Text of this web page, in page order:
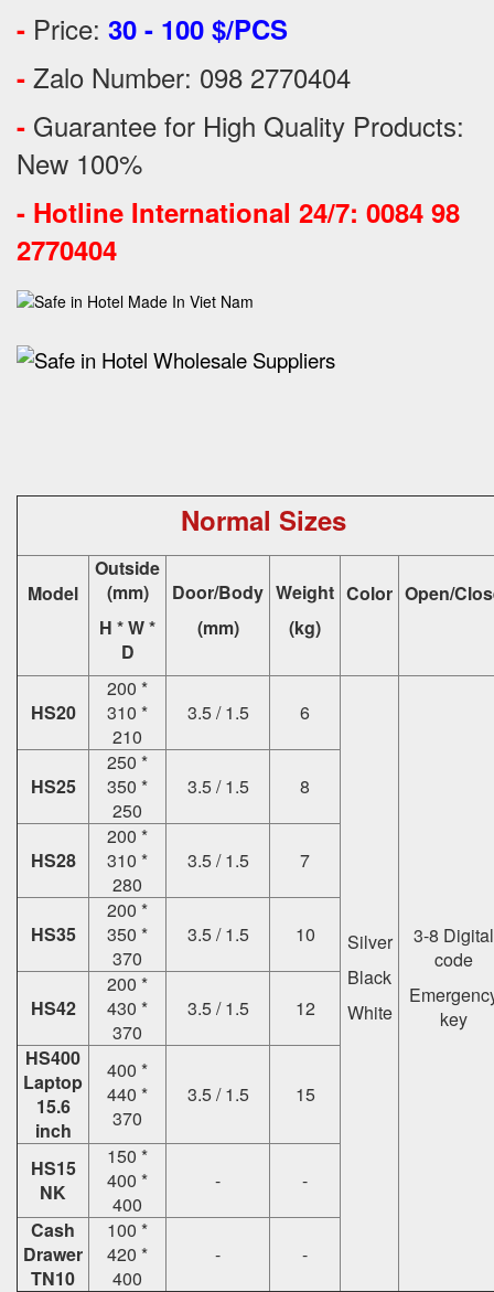
- Price: 30 - 100 $/PCS
- Zalo Number: 098 2770404
- Guarantee for High Quality Products:
New 100%
- Hotline International 24/7: 0084 98
2770404
Normal Sizes
Model
Outside
(mm)
H * W *
D
Door/Body
(mm)
Weight
(kg)
Color Open/
HS20
200 *
310 *
210
3.5 / 1.5 6
Silver
Black
White
3-8 Digital
code
key
HS25
250 *
350 *
250
3.5 / 1.5 8
HS28
200 *
310 *
280
3.5 / 1.5 7
HS35
200 *
350 *
370
3.5 / 1.5 10
HS42
200 *
430 *
370
3.5 / 1.5
12
HS400
Laptop
15.6
inch
400 *
440 *
370
3.5 / 1.5 15
HS15
NK
150 *
400 *
400
-
-
Cash
Drawer
TN10
100 *
420 *
400
- -